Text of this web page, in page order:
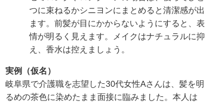
つに束ねるかシニヨンにまとめると清潔感が出
ます。前髪が目にかからないようにすると、表
情が明るく見えます。メイクはナチュラルに抑
え、香水は控えましょう。
実例（仮名）
岐阜県で介護職を志望した30代女性Aさんは、髪を明
るめの茶色に染めたまま面接に臨みました。本人は